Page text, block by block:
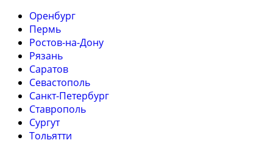
Оренбург
Пермь
Ростов-на-Дону
Рязань
Саратов
Севастополь
Санкт-Петербург
Ставрополь
Сургут
Тольятти